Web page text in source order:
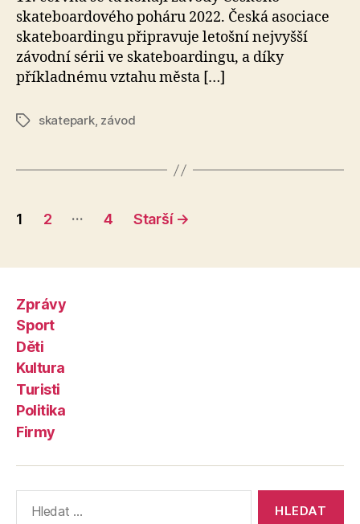
skateboardového poháru 2022. Česká asociace
skateboardingu připravuje letošní nejvyšší
závodní sérii ve skateboardingu, a díky
příkladnému vztahu města […]
Štítkyskatepark, závod
Stránkování
1 2 … 4 Starší →
Zprávy
Sport
Děti
Kultura
Turisti
Politika
Firmy
vyhledávání: